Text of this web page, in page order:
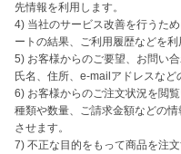
先情報を利用します。
4) 当社のサービス改善を行うた
ートの結果、ご利用履歴などを利
5) お客様からのご要望、お問い
氏名、住所、e-mailアドレスなど
6) お客様からのご注文状況を閲
種類や数量、ご請求金額などの
させます。
7) 不正な目的をもって商品を注